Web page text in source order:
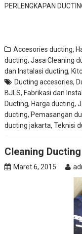
PERLENGKAPAN
Accesories ducting,
ducting,Jasa Cleaning
dan Instalasi ducting,
Ducting accesories,
BJLS,Fabrikasi dan
Ducting,Harga ducting,
ducting,Pemasangan
ducting jakarta,Teknisi
Cleaning
Maret 6, 2015